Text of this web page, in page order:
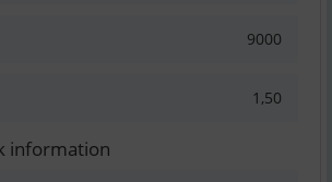
9000
1,50
information